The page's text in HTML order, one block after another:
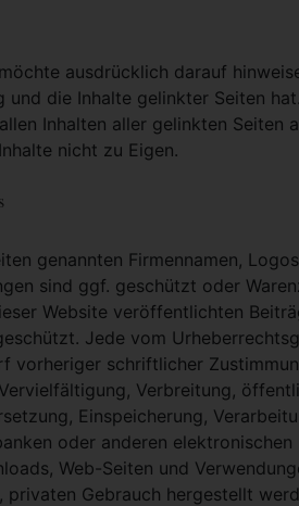
ausdrücklich darauf
und die Inhalte gelinkter Seiten
Inhalten aller gelinkten Seiten
nicht zu Eigen.
genannten Firmennamen,
sind ggf. geschützt oder
Website veröffentlichten
Jede vom
vorheriger schriftlicher
Verbreitung,
Einspeicherung,
oder anderen
Web-Seiten und
privaten Gebrauch hergestellt